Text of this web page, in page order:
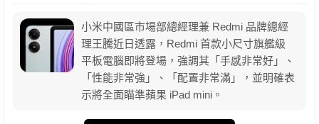
小米中國區市場部總經理兼 Redmi 品牌總經
理王騰近日透露，Redmi 首款小尺寸旗艦級
平板電腦即將登場，強調其「手感非常好」、
「性能非常強」、「配置非常滿」，並明確表
示將全面瞄準蘋果 iPad mini。